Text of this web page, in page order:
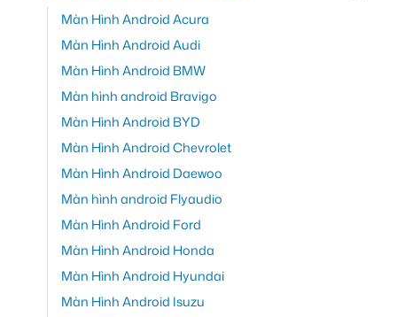
Màn Hình Android Acura
Màn Hình Android Audi
Màn Hình Android BMW
Màn hình android Bravigo
Màn Hình Android BYD
Màn Hình Android Chevrolet
Màn Hình Android Daewoo
Màn hình android Flyaudio
Màn Hình Android Ford
Màn Hình Android Honda
Màn Hình Android Hyundai
Màn Hình Android Isuzu